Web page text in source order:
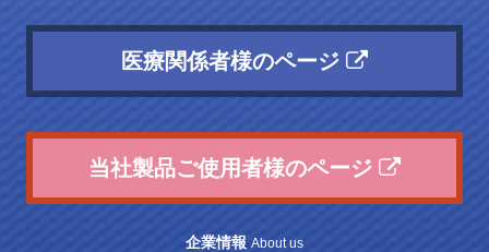
医療関係者様のページ
当社製品ご使用者様のページ
企業情報 About us